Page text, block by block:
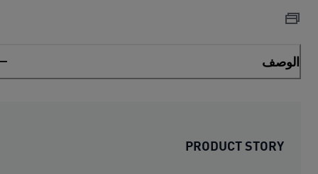
الوصف
PRODUCT STORY